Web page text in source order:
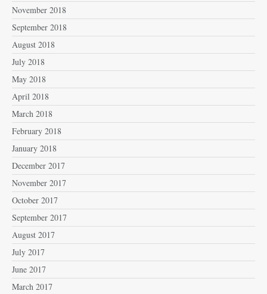
November 2018
September 2018
August 2018
July 2018
May 2018
April 2018
March 2018
February 2018
January 2018
December 2017
November 2017
October 2017
September 2017
August 2017
July 2017
June 2017
March 2017